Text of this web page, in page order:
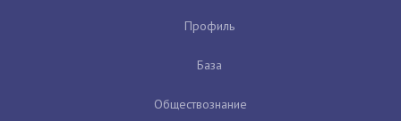
Профиль
База
Обществознание